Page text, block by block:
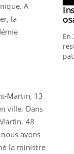
A
la
Martin, 13
ville. Dans
48
avons
la ministre
pour
mental ou
En